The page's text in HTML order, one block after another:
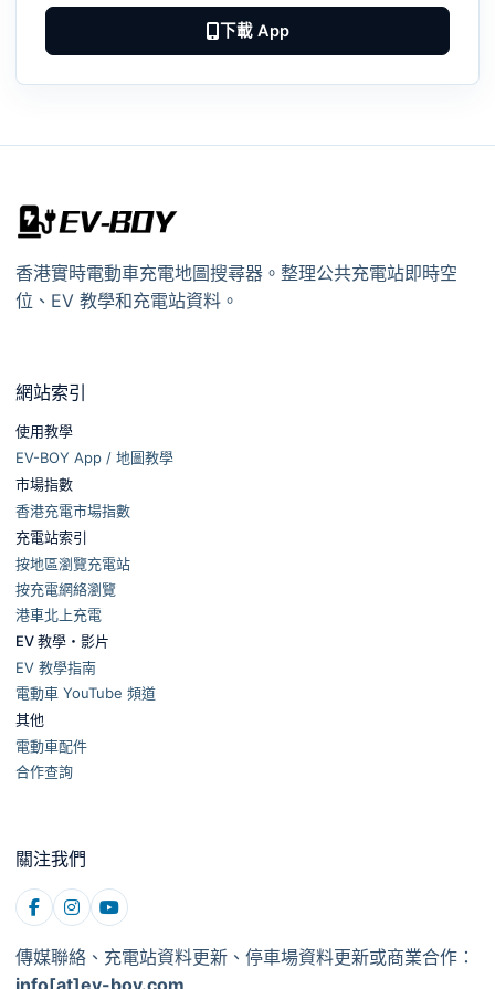
下載 App
香港實時電動車充電地圖搜尋器。整理公共充電站即時空
位、EV 教學和充電站資料。
網站索引
使用教學
EV-BOY App / 地圖教學
市場指數
香港充電市場指數
充電站索引
按地區瀏覽充電站
按充電網絡瀏覽
港車北上充電
EV 教學・影片
EV 教學指南
電動車 YouTube 頻道
其他
電動車配件
合作查詢
關注我們
傳媒聯絡、充電站資料更新、停車場資料更新或商業合作：